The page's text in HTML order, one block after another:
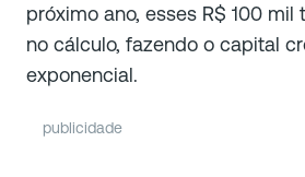
próximo ano, esses R$ 100
no cálculo, fazendo o capital
exponencial.
publicidade